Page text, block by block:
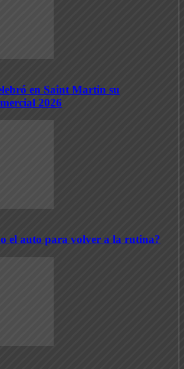
en Saint Martin su
2026
el auto para volver a la rutina?